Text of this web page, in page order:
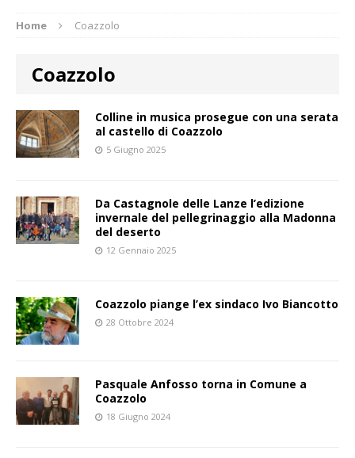
Home Coazzolo
Coazzolo
Colline in musica prosegue con una serata
al castello di Coazzolo
5 Giugno 2025
Da Castagnole delle Lanze l’edizione
invernale del pellegrinaggio alla Madonna
del deserto
12 Gennaio 2025
Coazzolo piange l’ex sindaco Ivo Biancotto
28 Ottobre 2024
Pasquale Anfosso torna in Comune a
Coazzolo
18 Giugno 2024